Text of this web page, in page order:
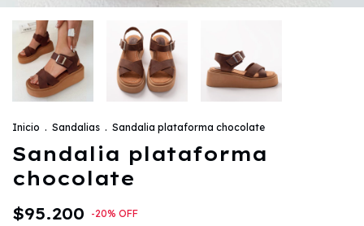
Inicio . Sandalias . Sandalia plataforma chocolate
Sandalia plataforma
chocolate
$95.200 -20% OFF